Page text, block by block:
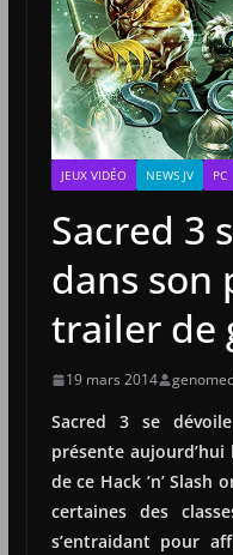
JEUX VIDÉO NEWS JV PC
Sacred 3
dans son
trailer de
19 mars 2014
Sacred 3 se
présente
de ce Hack ’n’
certaines des
s’entraidant pour